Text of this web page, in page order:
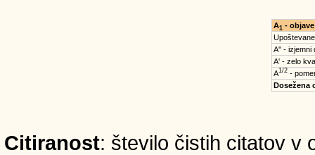
A1 - objave
A'' - izjemni
A' - zelo
A1/2-
Dosežena
Citiranost: število čistih citatov v